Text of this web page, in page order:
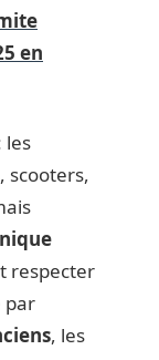
en
les
scooters,
respecter
par
, les